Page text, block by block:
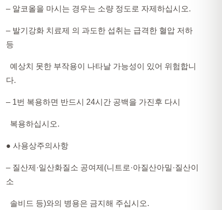
– 알코올을 마시는 경우는 소량 정도로 자제하십시오.
– 발기강화 치료제 의 과도한 섭취는 급격한 혈압 저하
등
예상치 못한 부작용이 나타날 가능성이 있어 위험합니
다.
– 1번 복용하면 반드시 24시간 공백을 가진후 다시
복용하십시오.
● 사용상주의사항​
– 질산제·일산화질소 공여제(니트로·아질산아밀·질산이
소
솔비드 등)와의 병용은 금지해 주십시오.